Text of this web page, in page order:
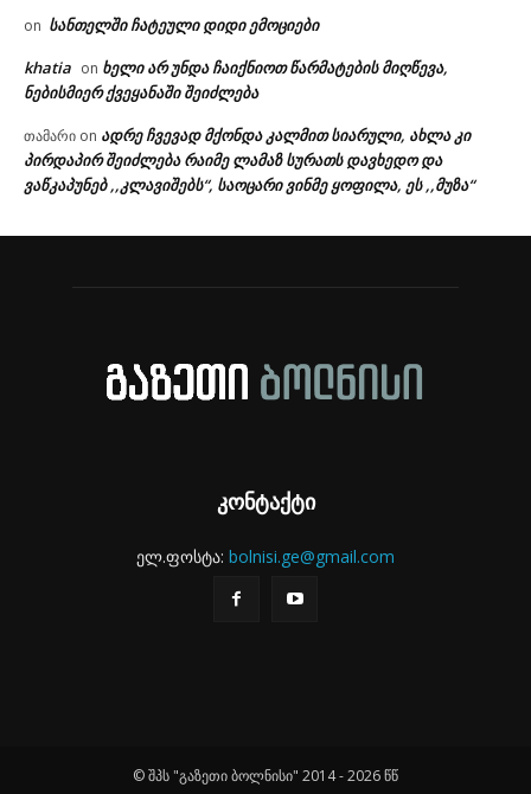
on სანთელში ჩატეული დიდი ემოციები
khatia on ხელი არ უნდა ჩაიქნიოთ წარმატების მიღწევა,
ნებისმიერ ქვეყანაში შეიძლება
თამარი on ადრე ჩვევად მქონდა კალმით სიარული, ახლა კი
პირდაპირ შეიძლება რაიმე ლამაზ სურათს დავხედო და
ვაწკაპუნებ ,,კლავიშებს“, საოცარი ვინმე ყოფილა, ეს ,,მუზა“
კონტაქტი
ელ.ფოსტა: bolnisi.ge@gmail.com
© შპს "გაზეთი ბოლნისი" 2014 - 2026 წწ